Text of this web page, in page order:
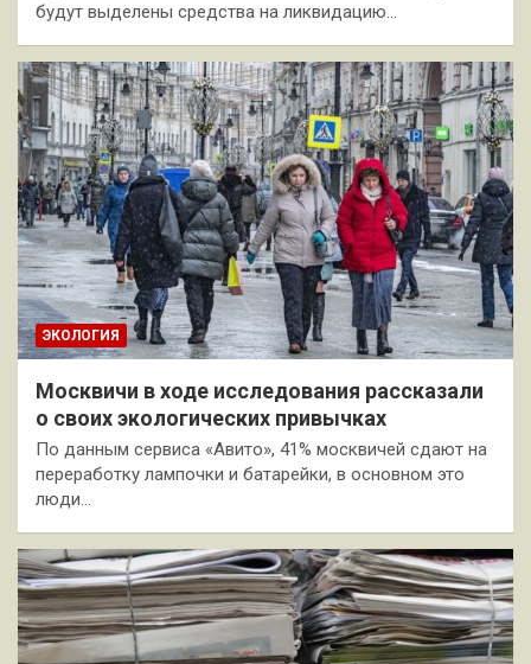
будут выделены средства на ликвидацию…
ЭКОЛОГИЯ
Москвичи в ходе исследования рассказали
о своих экологических привычках
По данным сервиса «Авито», 41% москвичей сдают на
переработку лампочки и батарейки, в основном это
люди…